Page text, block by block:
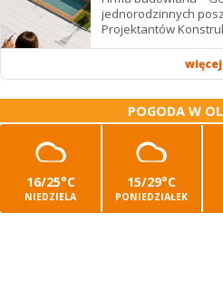
jednorodzinnych
Projektantów Konstrukcji. Forma
podwykonawstwo – zdalnie.
więcej
POGODA W
16/25°C
NIEDZIELA
15/29°C
PONIEDZIAŁEK